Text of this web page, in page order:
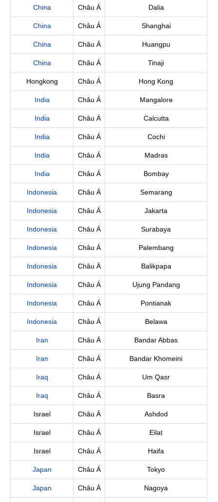
China Châu Á Dalia
China Châu Á Shanghai
China Châu Á Huangpu
China Châu Á Tinaji
Hongkong Châu Á Hong Kong
India Châu Á Mangalore
India Châu Á Calcutta
India Châu Á Cochi
India Châu Á Madras
India Châu Á Bombay
Indonesia Châu Á Semarang
Indonesia Châu Á Jakarta
Indonesia Châu Á Surabaya
Indonesia Châu Á Palembang
Indonesia Châu Á Balikpapa
Indonesia Châu Á Ujung Pandang
Indonesia Châu Á Pontianak
Indonesia Châu Á Belawa
Iran Châu Á Bandar Abbas
Iran Châu Á Bandar Khomeini
Iraq Châu Á Um Qasr
Iraq Châu Á Basra
Israel Châu Á Ashdod
Israel Châu Á Eilat
Israel Châu Á Haifa
Japan Châu Á Tokyo
Japan Châu Á Nagoya